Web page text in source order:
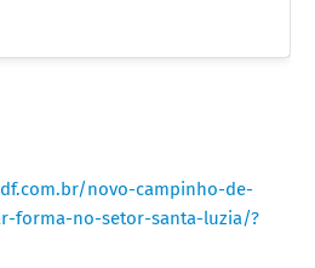
novo-campinho-de-
forma-no-setor-santa-luzia/?